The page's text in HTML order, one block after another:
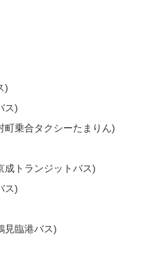
)
ス)
町乗合タクシーたまりん)
成トランジットバス)
ス)
見臨港バス)